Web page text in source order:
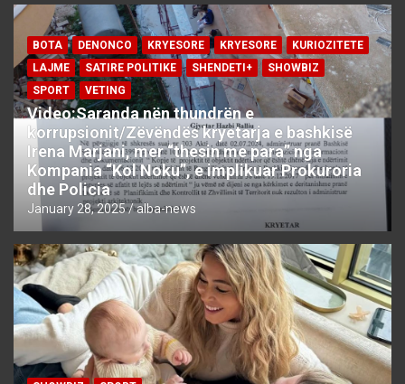
BOTA DENONCO KRYESORE KRYESORE
KURIOZITETE
LAJME
SATIRE POLITIKE SHENDETI+
SHOWBIZ
SPORT
VETING
Video:Saranda nën thundrën e
korrupsionit/Zëvëndës kryetarja e bashkisë
Irena Marjani, mer “thesin me para” nga
Kompania “Kol Noku”, e implikuar Prokuroria
dhe Policia
January 28, 2025 alba-news